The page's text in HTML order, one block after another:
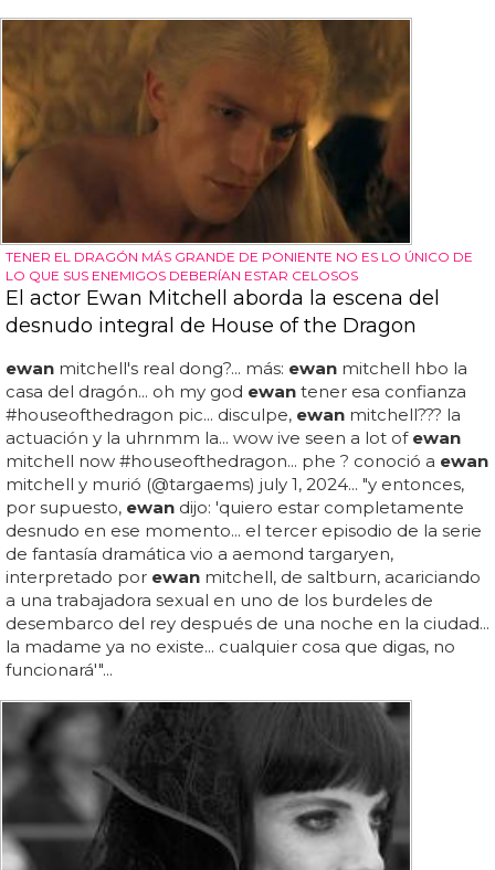
TENER EL DRAGÓN MÁS GRANDE DE PONIENTE NO ES LO ÚNICO DE
LO QUE SUS ENEMIGOS DEBERÍAN ESTAR CELOSOS
El actor Ewan Mitchell aborda la escena del
desnudo integral de House of the Dragon
ewan mitchell's real dong?... más: ewan mitchell hbo la
casa del dragón... oh my god ewan tener esa confianza
#houseofthedragon pic... disculpe, ewan mitchell??? la
actuación y la uhrnmm la... wow ive seen a lot of ewan
mitchell now #houseofthedragon... phe ? conoció a ewan
mitchell y murió (@targaems) july 1, 2024... "y entonces,
por supuesto, ewan dijo: 'quiero estar completamente
desnudo en ese momento... el tercer episodio de la serie
de fantasía dramática vio a aemond targaryen,
interpretado por ewan mitchell, de saltburn, acariciando
a una trabajadora sexual en uno de los burdeles de
desembarco del rey después de una noche en la ciudad...
la madame ya no existe... cualquier cosa que digas, no
funcionará'"...